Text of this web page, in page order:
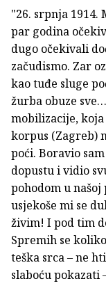
"26. srpnja
par godina
dugo očekivali
začudismo. Zar
kao tuđe sluge
žurba obuze
mobilizacije, koja
korpus (Zagreb)
poći. Boravio
dopustu i vidio
pohodom u
usjekoše mi se
živim! I pod tim
Spremih se
teška srca – ne
slaboću pokazati